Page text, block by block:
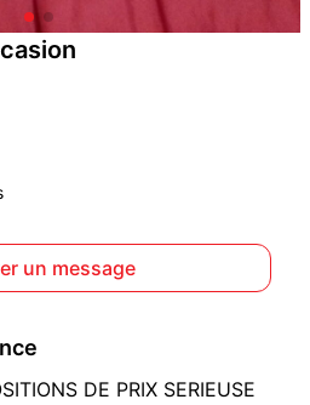
un message
DE PRIX SERIEUSE